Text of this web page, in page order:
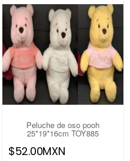
Peluche de oso pooh
25*19*16cm TOY885
$52.00MXN